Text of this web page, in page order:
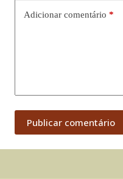
Adicionar comentário *
Publicar comentário